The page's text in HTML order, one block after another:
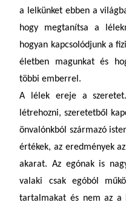
a lelkünket ebben a
hogy megtanítsa a
hogyan kapcsolódjunk a
életben magunkat és
többi emberrel.
A lélek ereje a
létrehozni, szeretetből
önvalónkból származó
értékek, az eredmények
akarat. Az egónak is
valaki csak egóból
tartalmakat és nem az